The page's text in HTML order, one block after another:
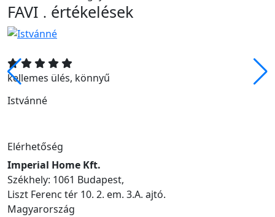
FAVI . értékelések
kellemes ülés, könnyű
Istvánné
Elérhetőség
Imperial Home Kft.
Székhely: 1061 Budapest,
Liszt Ferenc tér 10. 2. em. 3.A. ajtó.
Magyarország